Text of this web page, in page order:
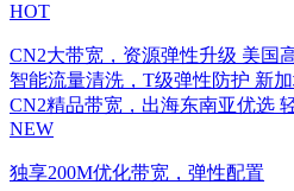
HOT
CN2大带宽，资源弹性升级 美国
智能流量清洗，T级弹性防护 新
CN2精品带宽，出海东南亚优选
NEW
独享200M优化带宽，弹性配置